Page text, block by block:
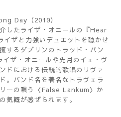
Day（2019）
したライザ・オニールの『Hear
ザと力強いデュエットを聴かせ
するダブリンのトラッド・バン
イザ・オニールや先月のイェ・ヴ
ドにおける伝統的歌唱のリヴァ
。バンド名を著名なトラヴェラ
ーの唄う〈False Lankum〉か
気概が感ぜられます。